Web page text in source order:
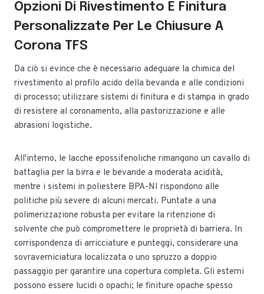
Opzioni Di Rivestimento E Finitura
Personalizzate Per Le Chiusure A
Corona TFS
Da ciò si evince che è necessario adeguare la chimica del
rivestimento al profilo acido della bevanda e alle condizioni
di processo; utilizzare sistemi di finitura e di stampa in grado
di resistere al coronamento, alla pastorizzazione e alle
abrasioni logistiche.
All'interno, le lacche epossifenoliche rimangono un cavallo di
battaglia per la birra e le bevande a moderata acidità,
mentre i sistemi in poliestere BPA-NI rispondono alle
politiche più severe di alcuni mercati. Puntate a una
polimerizzazione robusta per evitare la ritenzione di
solvente che può compromettere le proprietà di barriera. In
corrispondenza di arricciature e punteggi, considerare una
sovraverniciatura localizzata o uno spruzzo a doppio
passaggio per garantire una copertura completa. Gli esterni
possono essere lucidi o opachi; le finiture opache spesso